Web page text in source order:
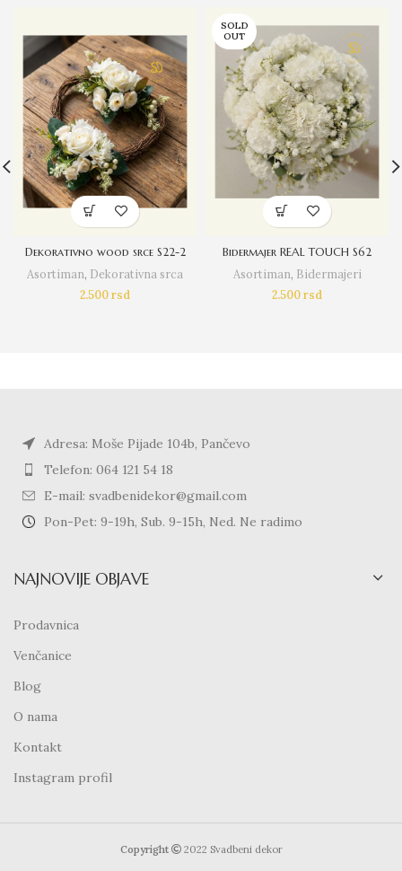
Dekorativno wood srce S22-2
Asortiman, Dekorativna srca
2.500rsd
SOLD
OUT
Bidermajer REAL TOUCH S62
Asortiman, Bidermajeri
2.500rsd
Adresa: Moše Pijade 104b, Pančevo
Telefon: 064 121 54 18
E-mail: svadbenidekor@gmail.com
Pon-Pet: 9-19h, Sub. 9-15h, Ned. Ne radimo
NAJNOVIJE OBJAVE
Prodavnica
Venčanice
Blog
O nama
Kontakt
Instagram profil
Copyright 2022 Svadbeni dekor